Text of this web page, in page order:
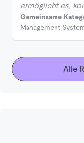
ermöglicht es,
Gemeinsame
Management
Alle